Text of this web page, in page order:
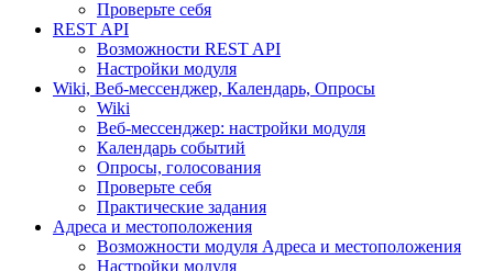
Проверьте себя
REST API
Возможности REST API
Настройки модуля
Wiki, Веб-мессенджер, Календарь, Опросы
Wiki
Веб-мессенджер: настройки модуля
Календарь событий
Опросы, голосования
Проверьте себя
Практические задания
Адреса и местоположения
Возможности модуля Адреса и местоположения
Настройки модуля